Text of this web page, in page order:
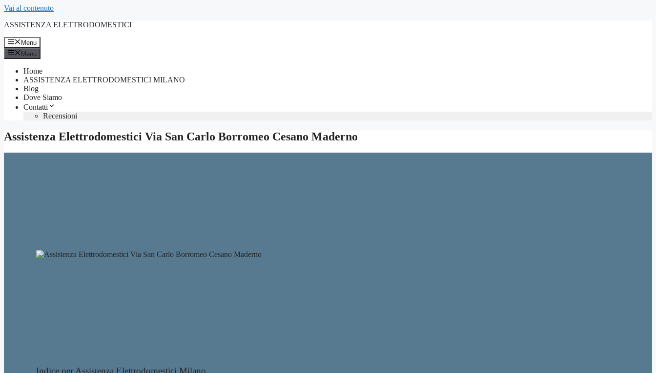
Vai al contenuto
ASSISTENZA ELETTRODOMESTICI
Menu
Menu
Home
ASSISTENZA ELETTRODOMESTICI MILANO
Blog
Dove Siamo
Contatti
Recensioni
Assistenza Elettrodomestici Via San Carlo Borromeo Cesano Maderno
Indice per Assistenza Elettrodomestici Milano